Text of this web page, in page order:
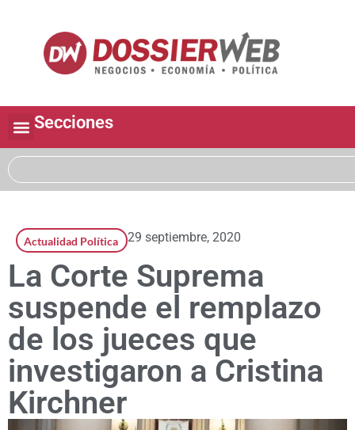
Secciones
Actualidad Política 29 septiembre, 2020
La Corte Suprema
suspende el remplazo
de los jueces que
investigaron a Cristina
Kirchner